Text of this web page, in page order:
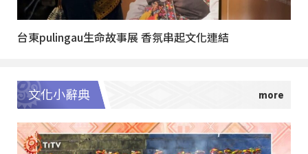
台東pulingau生命故事展 香氛串起文化連結
文化小辭典